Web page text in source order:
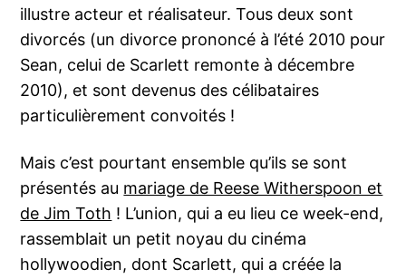
illustre acteur et réalisateur. Tous deux sont
divorcés (un divorce prononcé à l’été 2010 pour
Sean, celui de Scarlett remonte à décembre
2010), et sont devenus des célibataires
particulièrement convoités !
Mais c’est pourtant ensemble qu’ils se sont
présentés au mariage de Reese Witherspoon et
de Jim Toth ! L’union, qui a eu lieu ce week-end,
rassemblait un petit noyau du cinéma
hollywoodien, dont Scarlett, qui a créée la